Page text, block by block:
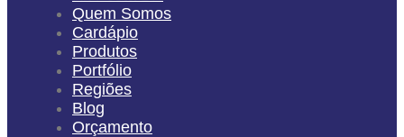
Quem Somos
Cardápio
Produtos
Portfólio
Regiões
Blog
Orçamento